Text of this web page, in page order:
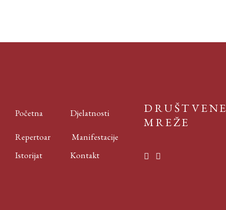
Početna Djelatnosti
Repertoar
Manifestacije
Istorijat
Kontakt
DRUŠTVENE
MREŽE